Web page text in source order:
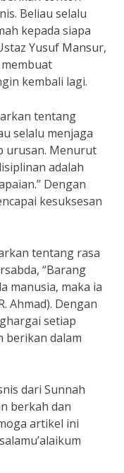
Beliau selalu
kepada siapa
Yusuf Mansur,
kembali lagi.
tentang
selalu menjaga
urusan. Menurut
adalah
Dengan
kesuksesan
tentang rasa
“Barang
manusia, maka ia
Ahmad). Dengan
setiap
berikan dalam
dari Sunnah
berkah dan
artikel ini